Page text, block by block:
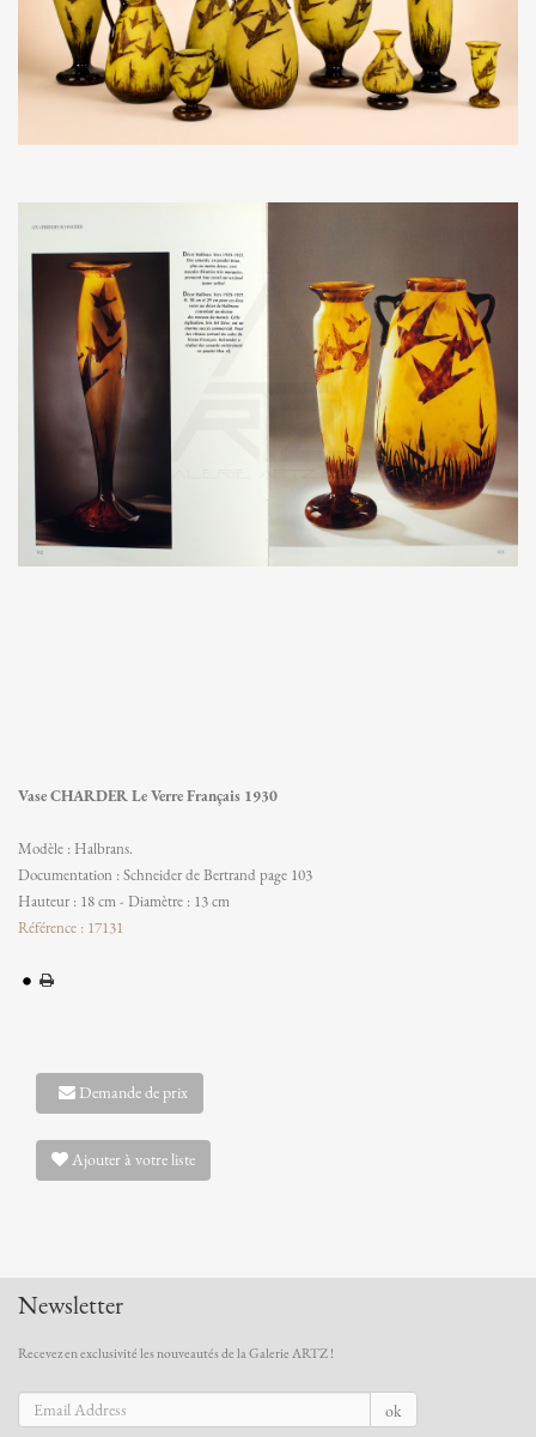
Vase CHARDER Le Verre Français 1930
Modèle : Halbrans.
Documentation : Schneider de Bertrand page 103
Hauteur : 18 cm - Diamètre : 13 cm
Référence : 17131
Demande de prix
Ajouter à votre liste
Newsletter
Recevez en exclusivité les nouveautés de la Galerie ARTZ !
ok